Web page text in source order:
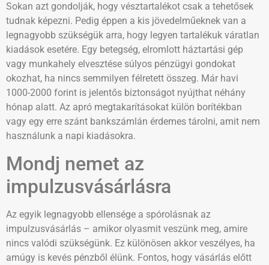
Sokan azt gondolják, hogy vésztartalékot csak a tehetősek
tudnak képezni. Pedig éppen a kis jövedelműeknek van a
legnagyobb szükségük arra, hogy legyen tartalékuk váratlan
kiadások esetére. Egy betegség, elromlott háztartási gép
vagy munkahely elvesztése súlyos pénzügyi gondokat
okozhat, ha nincs semmilyen félretett összeg. Már havi
1000-2000 forint is jelentős biztonságot nyújthat néhány
hónap alatt. Az apró megtakarításokat külön borítékban
vagy egy erre szánt bankszámlán érdemes tárolni, amit nem
használunk a napi kiadásokra.
Mondj nemet az
impulzusvásárlásra
Az egyik legnagyobb ellensége a spórolásnak az
impulzusvásárlás – amikor olyasmit veszünk meg, amire
nincs valódi szükségünk. Ez különösen akkor veszélyes, ha
amúgy is kevés pénzből élünk. Fontos, hogy vásárlás előtt